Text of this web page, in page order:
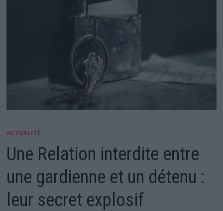
ACTUALITÉ
Une Relation interdite entre
une gardienne et un détenu :
leur secret explosif